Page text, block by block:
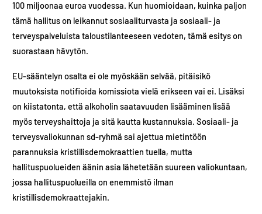
100 miljoonaa euroa vuodessa. Kun huomioidaan, kuinka paljon
tämä hallitus on leikannut sosiaaliturvasta ja sosiaali- ja
terveyspalveluista taloustilanteeseen vedoten, tämä esitys on
suorastaan hävytön.
EU-sääntelyn osalta ei ole myöskään selvää, pitäisikö
muutoksista notifioida komissiota vielä erikseen vai ei. Lisäksi
on kiistatonta, että alkoholin saatavuuden lisääminen lisää
myös terveyshaittoja ja sitä kautta kustannuksia. Sosiaali- ja
terveysvaliokunnan sd-ryhmä sai ajettua mietintöön
parannuksia kristillisdemokraattien tuella, mutta
hallituspuolueiden äänin asia lähetetään suureen valiokuntaan,
jossa hallituspuolueilla on enemmistö ilman
kristillisdemokraattejakin.